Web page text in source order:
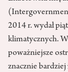
2014 r. wydał
klimatycznych.
poważniejsze
znacznie